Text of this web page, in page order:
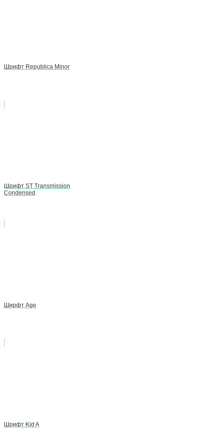
Шрифт Republica Minor
Шрифт ST Transmission
Condensed
Ширфт Age
Шрифт Kid A